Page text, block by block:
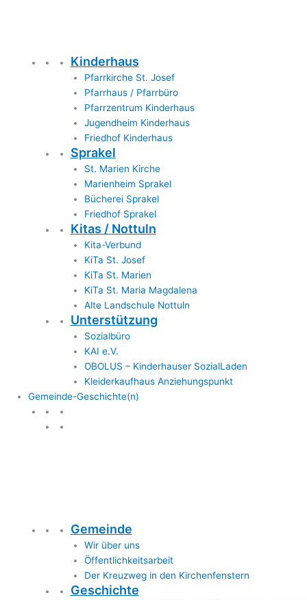
Kinderhaus
Pfarrkirche St. Josef
Pfarrhaus / Pfarrbüro
Pfarrzentrum Kinderhaus
Jugendheim Kinderhaus
Friedhof Kinderhaus
Sprakel
St. Marien Kirche
Marienheim Sprakel
Bücherei Sprakel
Friedhof Sprakel
Kitas / Nottuln
Kita-Verbund
KiTa St. Josef
KiTa St. Marien
KiTa St. Maria Magdalena
Alte Landschule Nottuln
Unterstützung
Sozialbüro
KAI e.V.
OBOLUS – Kinderhauser SozialLaden
Kleiderkaufhaus Anziehungspunkt
Gemeinde-Geschichte(n)
Gemeinde
Wir über uns
Öffentlichkeitsarbeit
Der Kreuzweg in den Kirchenfenstern
Geschichte